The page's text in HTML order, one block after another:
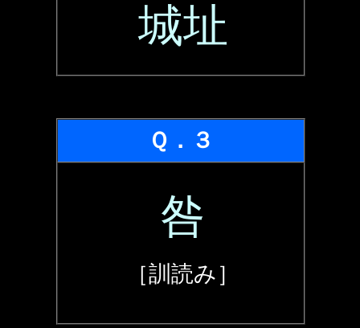
城址
Ｑ．３
咎
［訓読み］